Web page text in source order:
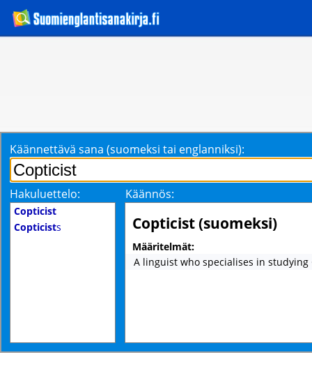
Käännettävä sana (suomeksi tai englanniksi):
Hakuluettelo: Käännös:
Copticist
Copticists Copticist (suomeksi)
Määritelmät:
A linguist who specialises in studying